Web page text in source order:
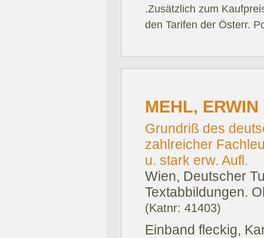
.Zusätzlich zum
den Tarifen der Österr.
MEHL,
Grundriß des
zahlreicher
u. stark erw. Aufl.
Wien, Deutscher
Textabbildungen.
(Katnr: 41403)
Einband fleckig,